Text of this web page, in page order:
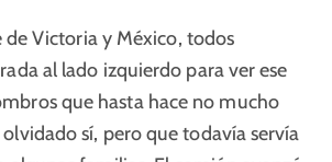
de Victoria y México, todos
al lado izquierdo para ver ese
que hasta hace no mucho
sí, pero que todavía servía